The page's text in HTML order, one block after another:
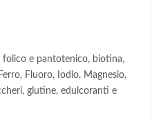
folico e pantotenico, biotina,
Fluoro, Iodio, Magnesio,
glutine, edulcoranti e